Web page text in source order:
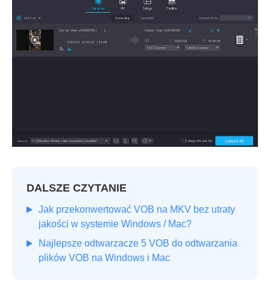
DALSZE CZYTANIE
Jak przekonwertować VOB na MKV bez utraty
jakości w systemie Windows / Mac?
Najlepsze odtwarzacze 5 VOB do odtwarzania
plików VOB na Windows i Mac